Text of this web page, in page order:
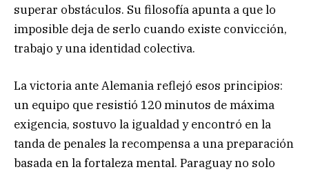
superar obstáculos. Su filosofía apunta a que lo
imposible deja de serlo cuando existe convicción,
trabajo y una identidad colectiva.
La victoria ante Alemania reflejó esos principios:
un equipo que resistió 120 minutos de máxima
exigencia, sostuvo la igualdad y encontró en la
tanda de penales la recompensa a una preparación
basada en la fortaleza mental. Paraguay no solo